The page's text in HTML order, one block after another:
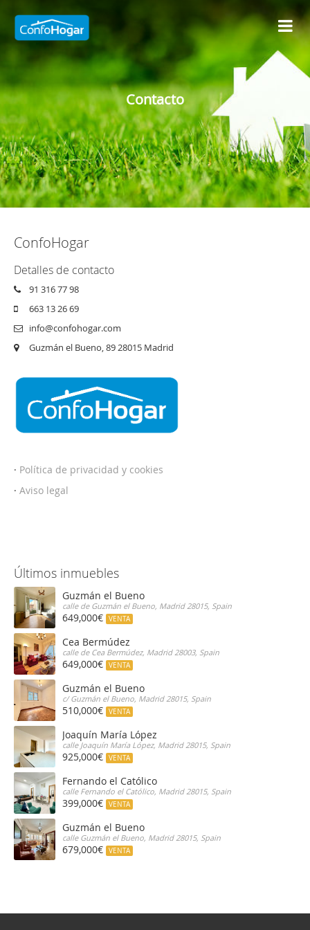
Contacto
ConfoHogar
Detalles de contacto
91 316 77 98
663 13 26 69
info@confohogar.com
Guzmán el Bueno, 89 28015 Madrid
· Política de privacidad y cookies
· Aviso legal
Últimos inmuebles
Guzmán el Bueno
calle de Guzmán el Bueno, Madrid 28015, Spain
649,000€ VENTA
Cea Bermúdez
calle de Cea Bermúdez, Madrid 28003, Spain
649,000€ VENTA
Guzmán el Bueno
c/ Guzmán el Bueno, Madrid 28015, Spain
510,000€ VENTA
Joaquín María López
calle Joaquín María López, Madrid 28015, Spain
925,000€ VENTA
Fernando el Católico
calle Fernando el Católico, Madrid 28015, Spain
399,000€ VENTA
Guzmán el Bueno
calle Guzmán el Bueno, Madrid 28015, Spain
679,000€ VENTA